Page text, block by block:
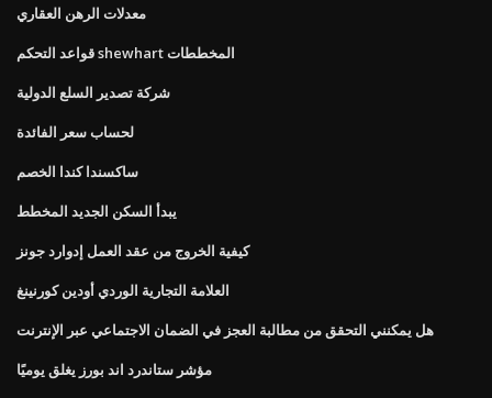
معدلات الرهن العقاري
قواعد التحكم shewhart المخططات
شركة تصدير السلع الدولية
لحساب سعر الفائدة
ساكسندا كندا الخصم
يبدأ السكن الجديد المخطط
كيفية الخروج من عقد العمل إدوارد جونز
العلامة التجارية الوردي أودين كورنينغ
هل يمكنني التحقق من مطالبة العجز في الضمان الاجتماعي عبر الإنترنت
مؤشر ستاندرد اند بورز يغلق يوميًا